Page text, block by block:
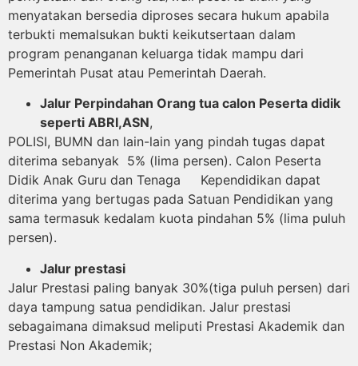
menyatakan bersedia diproses secara hukum apabila
terbukti memalsukan bukti keikutsertaan dalam
program penanganan keluarga tidak mampu dari
Pemerintah Pusat atau Pemerintah Daerah.
Jalur Perpindahan Orang tua calon Peserta didik
seperti ABRI,ASN,
POLISI, BUMN dan lain-lain yang pindah tugas dapat
diterima sebanyak 5% (lima persen). Calon Peserta
Didik Anak Guru dan Tenaga Kependidikan dapat
diterima yang bertugas pada Satuan Pendidikan yang
sama termasuk kedalam kuota pindahan 5% (lima puluh
persen).
Jalur prestasi
Jalur Prestasi paling banyak 30%(tiga puluh persen) dari
daya tampung satua pendidikan. Jalur prestasi
sebagaimana dimaksud meliputi Prestasi Akademik dan
Prestasi Non Akademik;